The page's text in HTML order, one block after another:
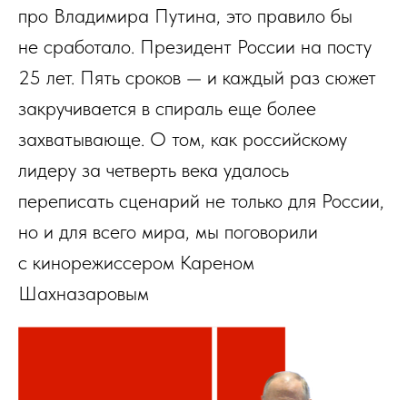
про Владимира Путина, это правило бы
не сработало. Президент России на посту
25 лет. Пять сроков — и каждый раз сюжет
закручивается в спираль еще более
захватывающе. О том, как российскому
лидеру за четверть века удалось
переписать сценарий не только для России,
но и для всего мира, мы поговорили
с кинорежиссером Кареном
Шахназаровым